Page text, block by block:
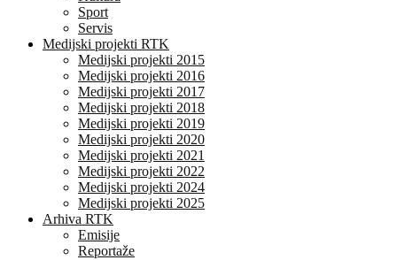
Sport
Servis
Medijski projekti RTK
Medijski projekti 2015
Medijski projekti 2016
Medijski projekti 2017
Medijski projekti 2018
Medijski projekti 2019
Medijski projekti 2020
Medijski projekti 2021
Medijski projekti 2022
Medijski projekti 2024
Medijski projekti 2025
Arhiva RTK
Emisije
Reportaže